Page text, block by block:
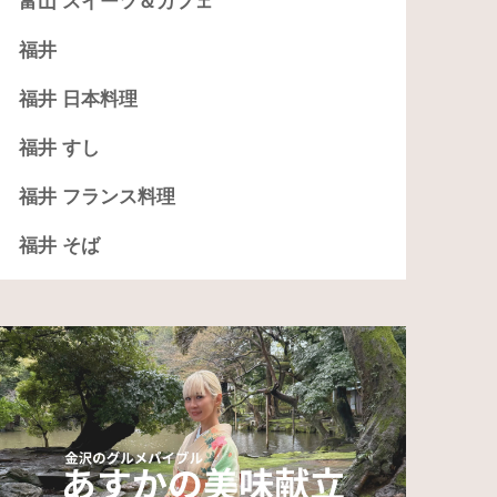
福井
福井 日本料理
福井 すし
福井 フランス料理
福井 そば